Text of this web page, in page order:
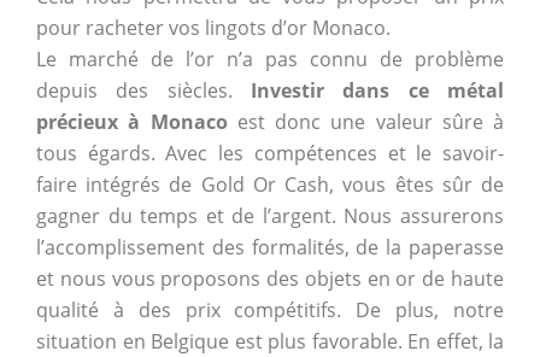
pour racheter vos lingots d’or Monaco.
Le marché de l’or n’a pas connu de problème
depuis des siècles. Investir dans ce métal
précieux à Monaco est donc une valeur sûre à
tous égards. Avec les compétences et le savoir-
faire intégrés de Gold Or Cash, vous êtes sûr de
gagner du temps et de l’argent. Nous assurerons
l’accomplissement des formalités, de la paperasse
et nous vous proposons des objets en or de haute
qualité à des prix compétitifs. De plus, notre
situation en Belgique est plus favorable. En effet, la